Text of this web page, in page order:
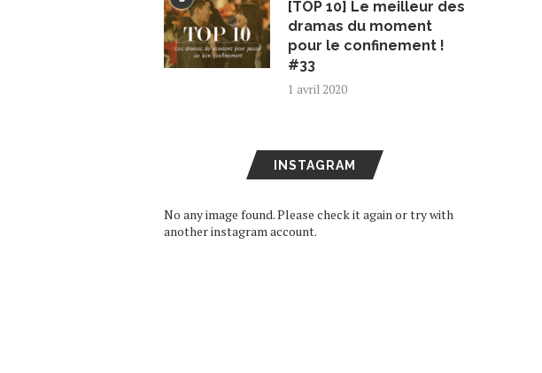
[TOP 10] Le meilleur des
dramas du moment
pour le confinement !
#33
1 avril 2020
INSTAGRAM
No any image found. Please check it again or try with
another instagram account.